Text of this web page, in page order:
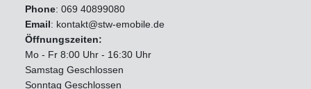
Phone: 069 40899080
Email: kontakt@stw-emobile.de
Öffnungszeiten:
Mo - Fr 8:00 Uhr - 16:30 Uhr
Samstag Geschlossen
Sonntag Geschlossen